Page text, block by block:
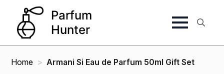
Home Armani Si Eau de Parfum 50ml Gift Set